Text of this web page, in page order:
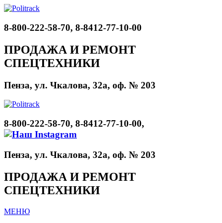
8-800-222-58-70, 8-8412-77-10-00
ПРОДАЖА И РЕМОНТ
СПЕЦТЕХНИКИ
Пенза, ул. Чкалова, 32а, оф. № 203
8-800-222-58-70, 8-8412-77-10-00,
Пенза, ул. Чкалова, 32а, оф. № 203
ПРОДАЖА И РЕМОНТ
СПЕЦТЕХНИКИ
МЕНЮ